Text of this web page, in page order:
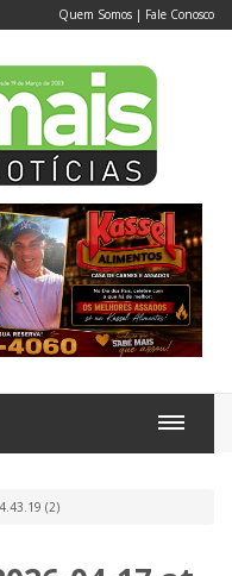
Quem Somos | Fale Conosco
(2)